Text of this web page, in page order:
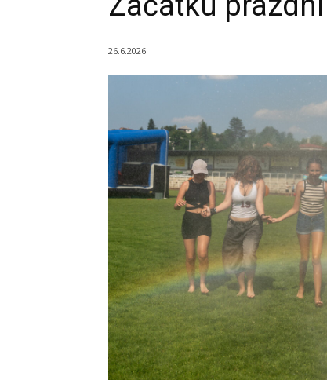
26.6.2026